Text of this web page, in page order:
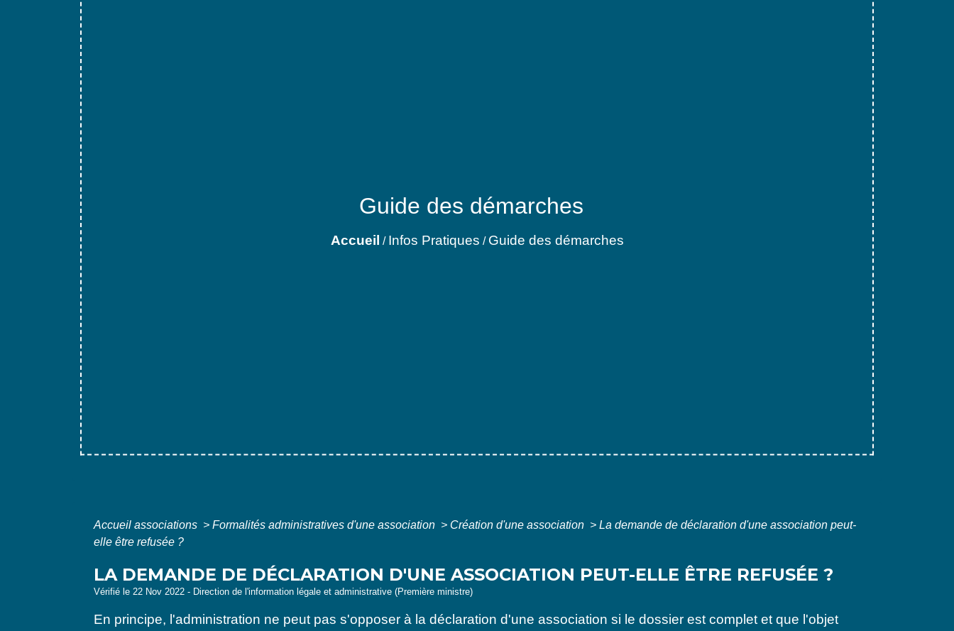
Guide des démarches
Accueil / Infos Pratiques / Guide des démarches
Accueil associations > Formalités administratives d'une association > Création d'une association > La demande de déclaration d'une association peut-
elle être refusée ?
LA DEMANDE DE DÉCLARATION D'UNE ASSOCIATION PEUT-ELLE ÊTRE REFUSÉE ?
Vérifié le 22 Nov 2022 - Direction de l'information légale et administrative (Première ministre)
En principe, l'administration ne peut pas s'opposer à la déclaration d'une association si le dossier est complet et que l'objet